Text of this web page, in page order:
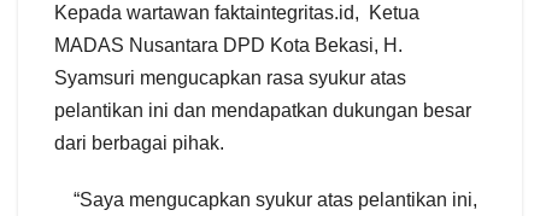
Kepada wartawan faktaintegritas.id, Ketua
MADAS Nusantara DPD Kota Bekasi, H.
Syamsuri mengucapkan rasa syukur atas
pelantikan ini dan mendapatkan dukungan besar
dari berbagai pihak.
“Saya mengucapkan syukur atas pelantikan ini,